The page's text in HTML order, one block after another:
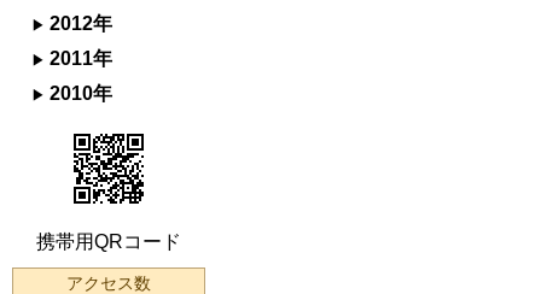
2012年
2011年
2010年
携帯用QRコード
アクセス数